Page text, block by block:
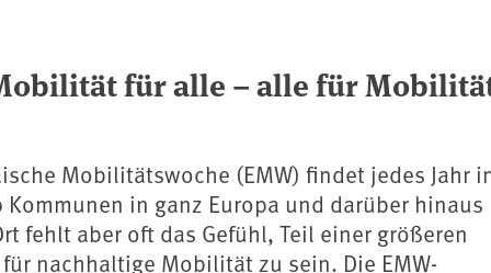
für alle – alle für
Mobilitätswoche (EMW) findet jedes Jahr
in ganz Europa und darüber hinaus
fehlt aber oft das Gefühl, Teil einer größeren
nachhaltige Mobilität zu sein. Die EMW-